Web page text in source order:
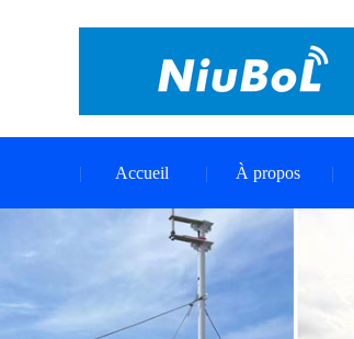
Accueil À propos